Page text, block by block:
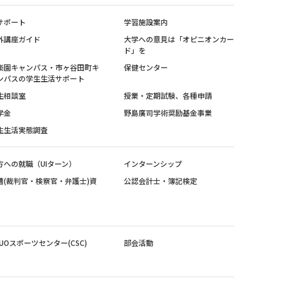
ポート
学習施設案内
講座ガイド
大学への意見は「オピニオンカー
ド」を
園キャンパス・市ヶ谷田町キ
パスの学生生活サポート
保健センター
相談室
授業・定期試験、各種申請
金
野島廣司学術奨励基金事業
生活実態調査
への就職（UIターン）
インターンシップ
(裁判官・検察官・弁護士)資
公認会計士・簿記検定
スポーツセンター(CSC)
部会活動